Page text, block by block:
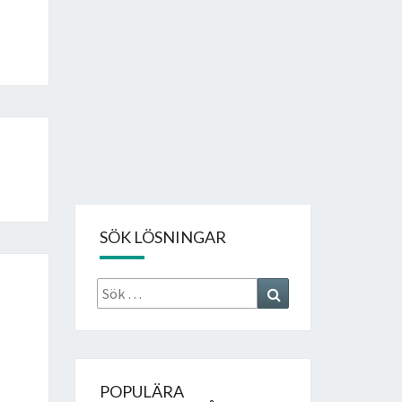
SÖK LÖSNINGAR
Sök
efter:
POPULÄRA